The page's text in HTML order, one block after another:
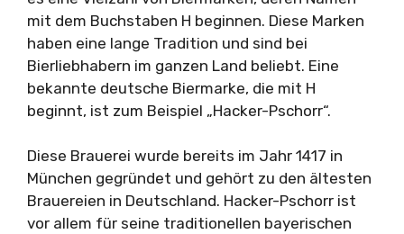
mit dem Buchstaben H beginnen. Diese Marken
haben eine lange Tradition und sind bei
Bierliebhabern im ganzen Land beliebt. Eine
bekannte deutsche Biermarke, die mit H
beginnt, ist zum Beispiel „Hacker-Pschorr“.
Diese Brauerei wurde bereits im Jahr 1417 in
München gegründet und gehört zu den ältesten
Brauereien in Deutschland. Hacker-Pschorr ist
vor allem für seine traditionellen bayerischen